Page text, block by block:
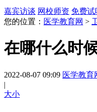
嘉宾访谈 网校师资 免费试
您的位置： 医学教育网 >
在哪什么时
2022-08-07 09:09 医学教育
|
大小